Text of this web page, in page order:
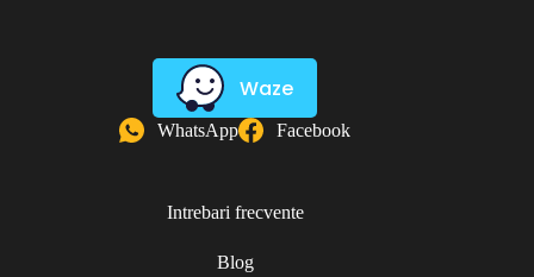
Waze
WhatsApp Facebook
Intrebari frecvente
Blog